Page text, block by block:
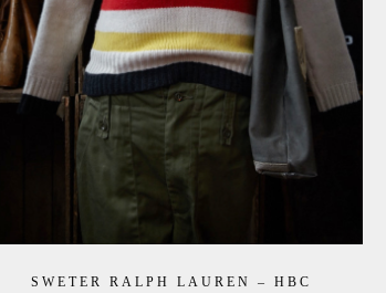
SWETER RALPH LAUREN – HBC